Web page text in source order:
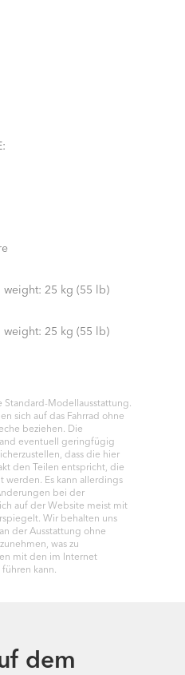
weight: 25 kg (55 lb)
weight: 25 kg (55 lb)
Standard-Modellausstattung.
sich auf das Fahrrad ohne
beziehen. Die
eventuell geringfügig
dass die hier
den Teilen entspricht, die
werden. Es kann allerdings
bei der
auf der Website meist mit
Wir behalten uns
der Ausstattung ohne
was zu
mit den im Internet
kann.
dem